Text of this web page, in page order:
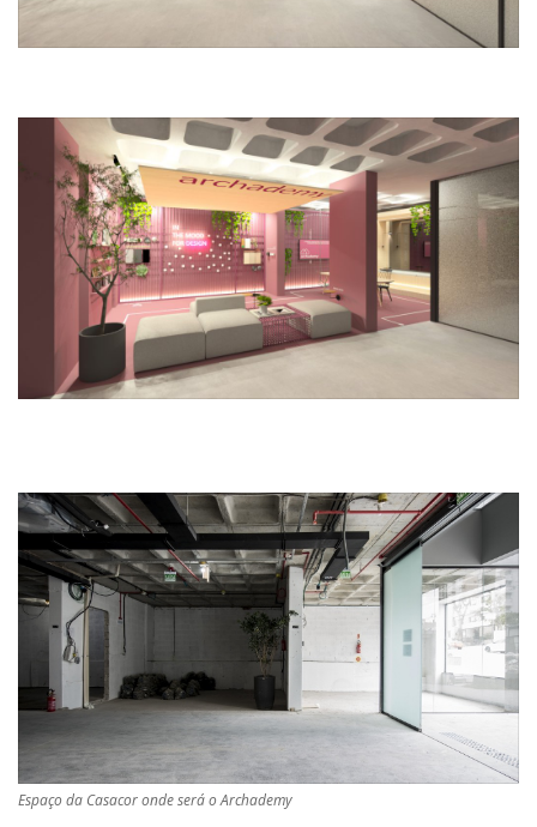
Espaço da Casacor onde será o Archademy